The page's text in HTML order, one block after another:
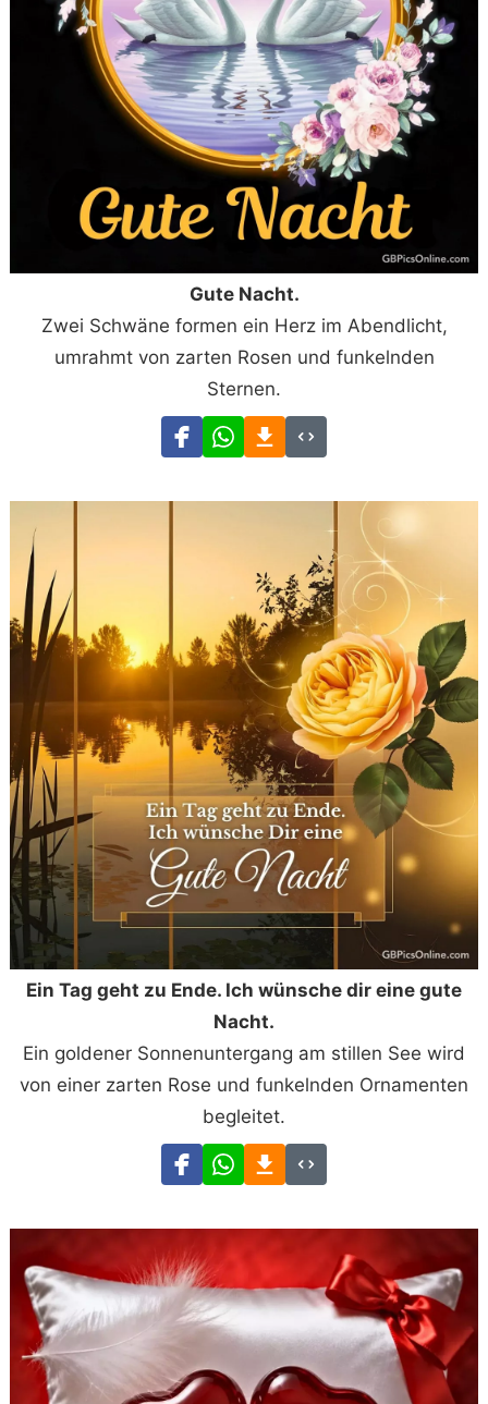
Gute Nacht.
Zwei Schwäne formen ein Herz im Abendlicht,
umrahmt von zarten Rosen und funkelnden
Sternen.
Ein Tag geht zu Ende. Ich wünsche dir eine gute
Nacht.
Ein goldener Sonnenuntergang am stillen See wird
von einer zarten Rose und funkelnden Ornamenten
begleitet.